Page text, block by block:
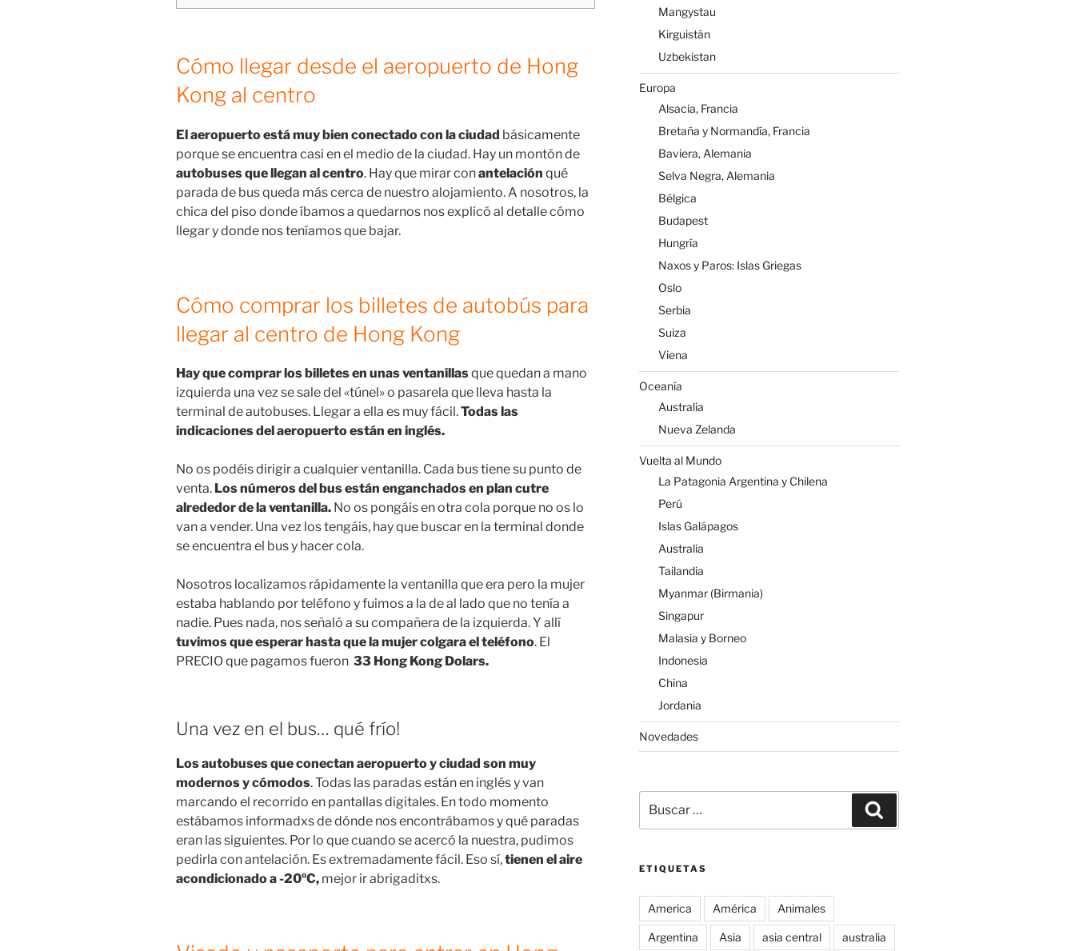
Cómo llegar desde el aeropuerto de Hong
Kong al centro
El aeropuerto está muy bien conectado con la ciudad básicamente
porque se encuentra casi en el medio de la ciudad. Hay un montón de
autobuses que llegan al centro. Hay que mirar conantelación qué
parada de bus queda más cerca de nuestro alojamiento. A nosotros, la
chica del piso donde íbamos a quedarnos nos explicó al detalle cómo
llegar y donde nos teníamos que bajar.
Cómo comprar los billetes de autobús para
llegar al centro de Hong Kong
Hay que comprar los billetes en unas ventanillasque quedan a mano
izquierda una vez se sale del «túnel» o pasarela que lleva hasta la
terminal de autobuses. Llegar a ella es muy fácil.Todas las
indicaciones del aeropuerto están en inglés.
No os podéis dirigir a cualquier ventanilla. Cada bus tiene su punto de
venta. Los números del bus están enganchados en plan cutre
alrededor de la ventanilla. No os pongáis en otra cola porque no os lo
van a vender. Una vez los tengáis, hay que buscar en la terminal donde
se encuentra el bus y hacer cola.
Nosotros localizamos rápidamente la ventanilla que era pero la mujer
estaba hablando por teléfono y fuimos a la de al lado que no tenía a
nadie. Pues nada, nos señaló a su compañera de la izquierda. Y allí
tuvimos que esperar hasta que la mujer colgara el teléfono. El
PRECIO que pagamos fueron 33 Hong Kong Dolars.
Una vez en el bus… qué frío!
Los autobuses que conectan aeropuerto y ciudad son muy
modernos y cómodos. Todas las paradas están en inglés y van
marcando el recorrido en pantallas digitales. En todo momento
estábamos informadxs de dónde nos encontrábamos y qué paradas
eran las siguientes. Por lo que cuando se acercó la nuestra, pudimos
pedirla con antelación. Es extremadamente fácil. Eso sí,tienen el aire
acondicionado a -20ºC, mejor ir abrigaditxs.
Mangystau
Kirguistán
Uzbekistan
Europa
Alsacia, Francia
Bretaña y Normandía, Francia
Baviera, Alemania
Selva Negra, Alemania
Bélgica
Budapest
Hungría
Naxos y Paros: Islas Griegas
Oslo
Serbia
Suiza
Viena
Oceanía
Australia
Nueva Zelanda
Vuelta al Mundo
La Patagonia Argentina y Chilena
Perú
Islas Galápagos
Australia
Tailandia
Myanmar (Birmania)
Singapur
Malasia y Borneo
Indonesia
China
Jordania
Novedades
por:
ETIQUETAS
America América Animales
Argentina Asia asia central australia